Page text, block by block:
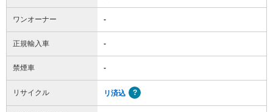
ワンオーナー -
正規輸入車 -
禁煙車 -
リサイクル リ済込